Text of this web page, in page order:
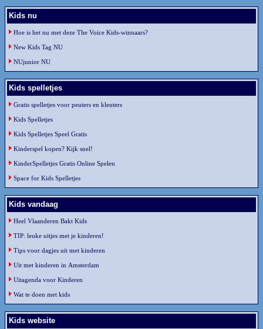
Kids nu
Hoe is het nu met deze The Voice Kids-winnaars?
New Kids Tag NU
NUjunior NU
Kids spelletjes
Gratis spelletjes voor peuters en kleuters
Kids Spelletjes
Kids Spelletjes Speel Gratis
Kinderspel kopen? Kijk snel!
KinderSpelletjes Gratis Online Spelen
Space for Kids Spelletjes
Kids vandaag
Heel Vlaanderen Bakt Kids
TIP: leuke uitjes met je kinderen!
Tips voor dagjes uit met kinderen
Uit met kinderen in Amsterdam
Uitagenda voor Kinderen
Wat te doen met kids
Kids website